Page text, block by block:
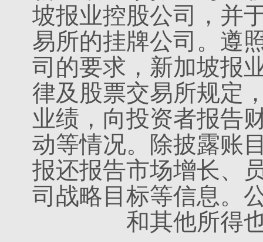
坡报业控股公司，并
易所的挂牌公司。遵
司的要求，新加坡报
律及股票交易所规定
业绩，向投资者报告
动等情况。除披露账
报还报告市场增长、
司战略目标等信息。
和其他所得